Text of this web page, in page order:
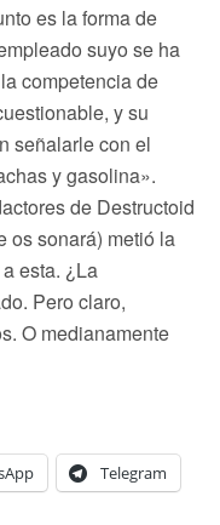
es la forma de
suyo se ha
competencia de
y su
señalarle con el
y gasolina».
de Destructoid
os sonará) metió la
esta. ¿La
Pero claro,
O medianamente
Telegram